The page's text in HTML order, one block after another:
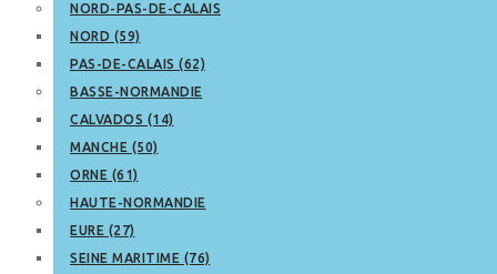
NORD-PAS-DE-CALAIS
NORD (59)
PAS-DE-CALAIS (62)
BASSE-NORMANDIE
CALVADOS (14)
MANCHE (50)
ORNE (61)
HAUTE-NORMANDIE
EURE (27)
SEINE MARITIME (76)